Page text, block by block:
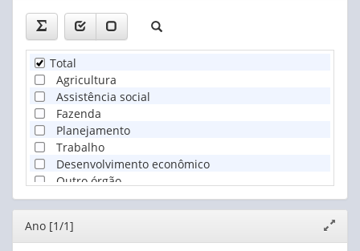
Total
Agricultura
Assistência social
Fazenda
Planejamento
Trabalho
Desenvolvimento econômico
Outro órgão
Não sabe informar
Editor
janela
Ano [1/1]